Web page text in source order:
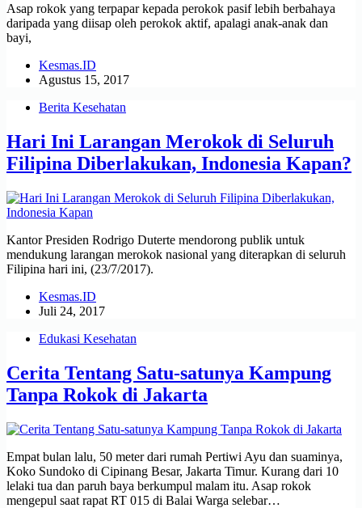
Asap rokok yang terpapar kepada perokok pasif lebih berbahaya
daripada yang diisap oleh perokok aktif, apalagi anak-anak dan
bayi,
Kesmas.ID
Agustus 15, 2017
Berita Kesehatan
Hari Ini Larangan Merokok di Seluruh
Filipina Diberlakukan, Indonesia Kapan?
Kantor Presiden Rodrigo Duterte mendorong publik untuk
mendukung larangan merokok nasional yang diterapkan di seluruh
Filipina hari ini, (23/7/2017).
Kesmas.ID
Juli 24, 2017
Edukasi Kesehatan
Cerita Tentang Satu-satunya Kampung
Tanpa Rokok di Jakarta
Empat bulan lalu, 50 meter dari rumah Pertiwi Ayu dan suaminya,
Koko Sundoko di Cipinang Besar, Jakarta Timur. Kurang dari 10
lelaki tua dan paruh baya berkumpul malam itu. Asap rokok
mengepul saat rapat RT 015 di Balai Warga selebar…